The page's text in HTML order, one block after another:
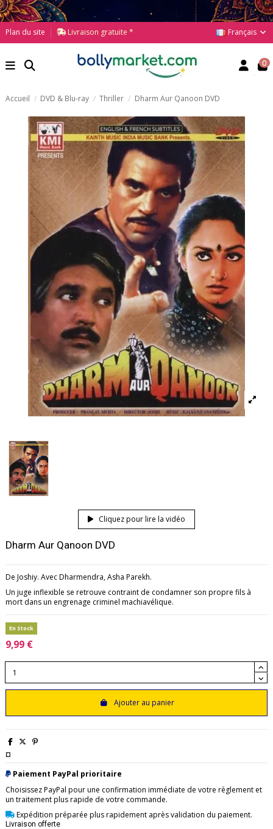
Plan du site Livraison gratuite * Français
0
Accueil DVD & Blu-ray Thriller Dharm Aur Qanoon DVD
Cliquez pour lire la vidéo
Dharm Aur Qanoon DVD
De Joshiy. Avec Dharmendra, Asha Parekh.
Un juge inflexible se retrouve contraint de condamner son propre fils à
mort dans un engrenage criminel machiavélique.
En Stock
9,99 €
Ajouter au panier
¤
Paiement PayPal prioritaire
Choisissez PayPal pour une confirmation immédiate de votre règlement et
un traitement plus rapide de votre commande.
Expédition préparée plus rapidement après validation du paiement.
Livraison offerte